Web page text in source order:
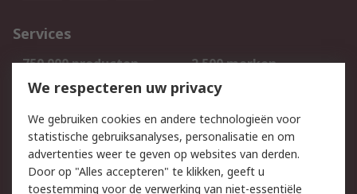
Services
750.000 producten
2.500 merken
Bestellen
Inkoopoplossingen
Track & Trace
Wettelijk
We respecteren uw privacy
We gebruiken cookies en andere technologieën voor
statistische gebruiksanalyses, personalisatie en om
advertenties weer te geven op websites van derden.
Door op "Alles accepteren" te klikken, geeft u
toestemming voor de verwerking van niet-essentiële